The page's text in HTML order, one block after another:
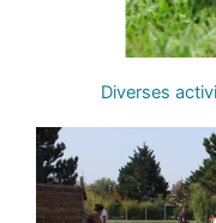
Diverses